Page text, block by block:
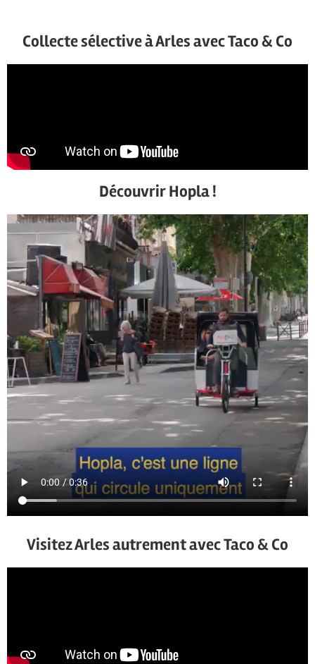
Collecte sélective à Arles avec Taco & Co
Découvrir Hopla !
Visitez Arles autrement avec Taco & Co